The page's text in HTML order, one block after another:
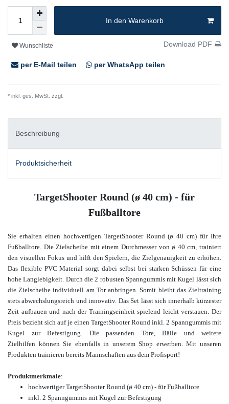
In den Warenkorb
Wunschliste Download PDF
per E-Mail teilen per WhatsApp teilen
* inkl. ges. MwSt. zzgl.
Beschreibung
Produktsicherheit
TargetShooter Round (ø 40 cm) - für
Fußballtore
Sie erhalten einen hochwertigen TargetShooter Round (ø 40 cm) für Ihre
Fußballtore. Die Zielscheibe mit einem Durchmesser von ø 40 cm, trainiert
den visuellen Fokus und hilft den Spielern, die Zielgenauigkeit zu erhöhen.
Das flexible PVC Material sorgt dabei selbst bei starken Schüssen für eine
hohe Langlebigkeit. Durch die 2 robusten Spanngummis mit Kugel lässt sich
die Zielscheibe individuell am Tor anbringen. Somit bleibt das Zieltraining
stets abwechslungsreich und innovativ. Das Set lässt sich innerhalb kürzester
Zeit aufbauen und nach der Trainingseinheit spielend leicht verstauen. Der
Preis bezieht sich auf je einen TargetShooter Round inkl. 2 Spanngummis mit
Kugel zur Befestigung. Die passenden Tore, Bälle und weitere
Zielhilfen können Sie ebenfalls in unserem Shop erwerben. Mit unseren
Produkten trainieren bereits Mannschaften aus dem Profisport!
Produktmerkmale:
hochwertiger TargetShooter Round (ø 40 cm) - für Fußballtore
inkl. 2 Spanngummis mit Kugel zur Befestigung